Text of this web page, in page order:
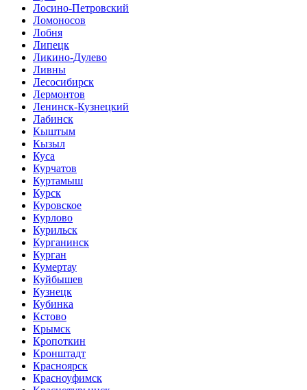
Лосино-Петровский
Ломоносов
Лобня
Липецк
Ликино-Дулево
Ливны
Лесосибирск
Лермонтов
Ленинск-Кузнецкий
Лабинск
Кыштым
Кызыл
Куса
Курчатов
Куртамыш
Курск
Куровское
Курлово
Курильск
Курганинск
Курган
Кумертау
Куйбышев
Кузнецк
Кубинка
Кстово
Крымск
Кропоткин
Кронштадт
Красноярск
Красноуфимск